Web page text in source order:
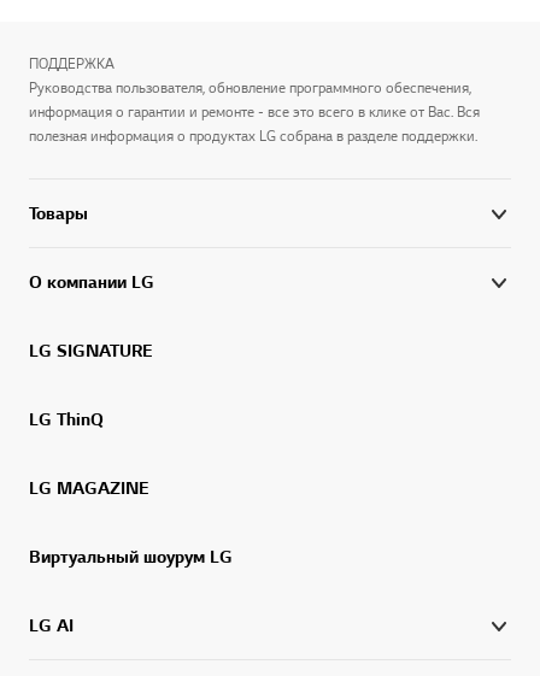
ПОДДЕРЖКА
Руководства пользователя, обновление программного обеспечения,
информация о гарантии и ремонте - все это всего в клике от Вас. Вся
полезная информация о продуктах LG собрана в разделе поддержки.
Товары
О компании LG
LG SIGNATURE
LG ThinQ
LG MAGAZINE
Виртуальный шоурум LG
LG AI